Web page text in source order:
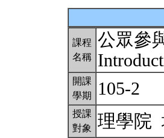
課程
名稱
公眾參
開課
學期
105-2
授課
對象
理學院